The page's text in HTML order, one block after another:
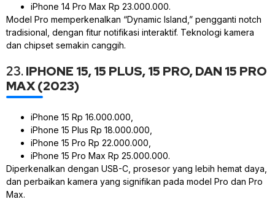
iPhone 14 Pro Max Rp 23.000.000.
Model Pro memperkenalkan “Dynamic Island,” pengganti notch
tradisional, dengan fitur notifikasi interaktif. Teknologi kamera
dan chipset semakin canggih.
23.IPHONE 15, 15 PLUS, 15 PRO, DAN 15 PRO
MAX (2023)
iPhone 15 Rp 16.000.000,
iPhone 15 Plus Rp 18.000.000,
iPhone 15 Pro Rp 22.000.000,
iPhone 15 Pro Max Rp 25.000.000.
Diperkenalkan dengan USB-C, prosesor yang lebih hemat daya,
dan perbaikan kamera yang signifikan pada model Pro dan Pro
Max.